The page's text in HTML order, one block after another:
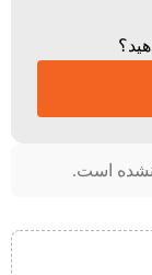
نشده است.